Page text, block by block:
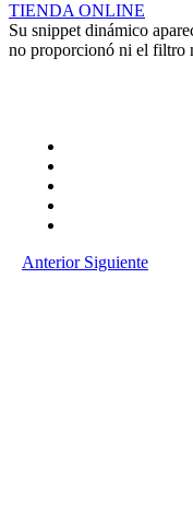
TIENDA ONLINE
Su snippet dinámico
no proporcionó ni el filtro
Anterior Siguiente